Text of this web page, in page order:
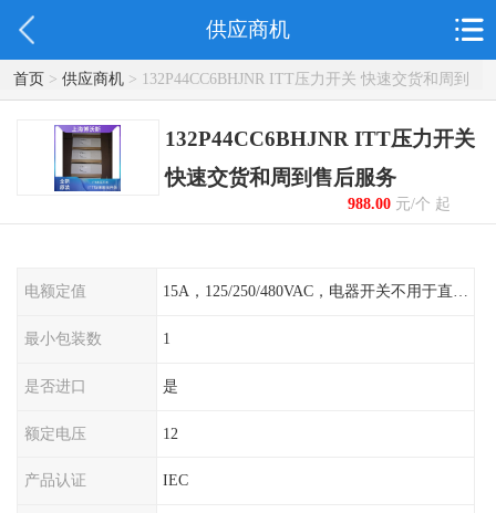
供应商机
首页> 供应商机> 132P44CC6BHJNR ITT压力开关 快速交货和周到
售后服务
132P44CC6BHJNR ITT压力开关
快速交货和周到售后服务
988.00元/个 起
电额定值
最小包装数 1
是否进口 是
额定电压 12
产品认证 IEC